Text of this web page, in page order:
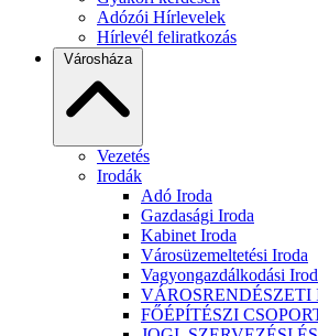
Adózói Hírlevelek
Hírlevél feliratkozás
Városháza
Vezetés
Irodák
Adó Iroda
Gazdasági Iroda
Kabinet Iroda
Városüzemeltetési Iroda
Vagyongazdálkodási
VÁROSRENDÉSZETI
FŐÉPÍTÉSZI